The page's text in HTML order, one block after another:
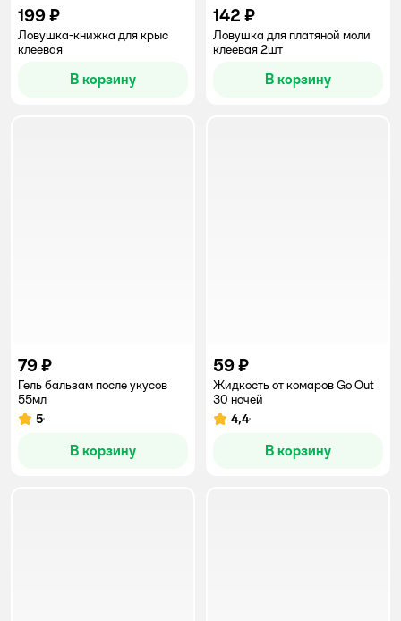
199 ₽
Ловушка-книжка для крыс
клеевая
В корзину
142 ₽
Ловушка для платяной моли
клеевая 2шт
В корзину
79 ₽
Гель бальзам после укусов
55мл
Рейтинг:
5
В корзину
59 ₽
Жидкость от комаров Go Out
30 ночей
Рейтинг:
4,4
В корзину